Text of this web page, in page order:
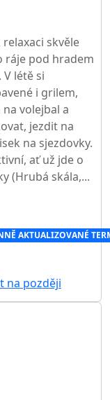
skvěle
ráje pod hradem
létě si
i grilem,
volejbal a
jezdit na
na sjezdovky.
ať už jde o
(Hrubá skála,...
AKTUALIZOVANÉ
na později